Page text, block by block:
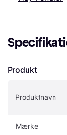
Produkt
Produktnavn
Mærke